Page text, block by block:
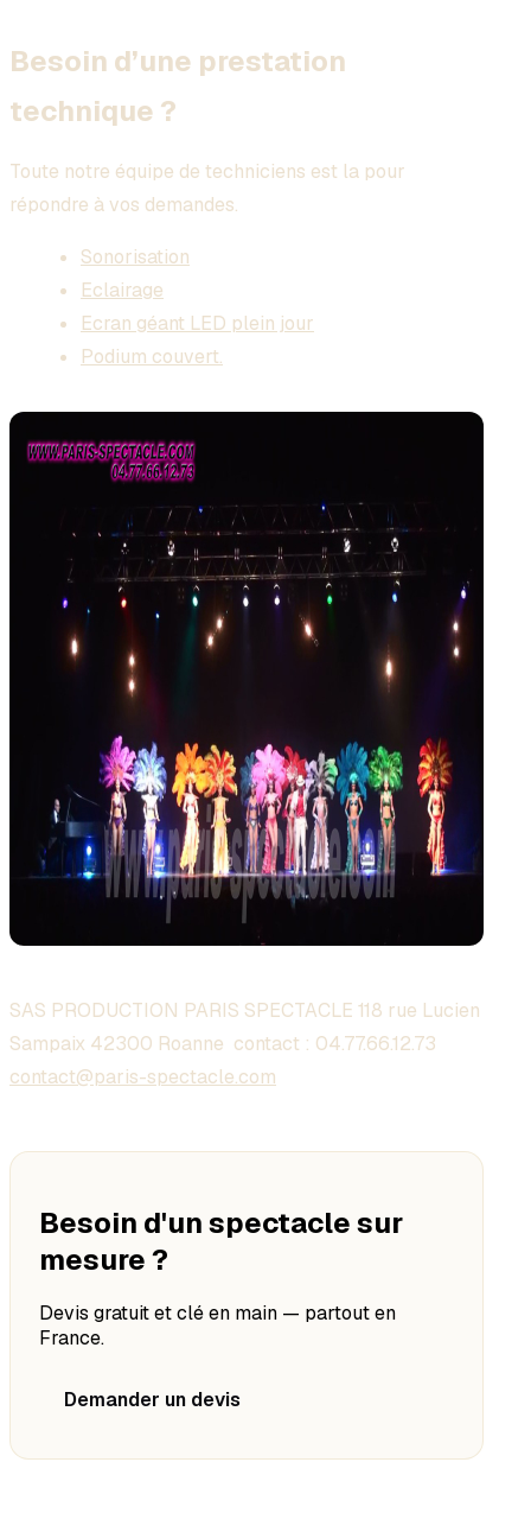
Besoin d’une prestation
technique ?
Toute notre équipe de techniciens est la pour
répondre à vos demandes.
Sonorisation
Eclairage
Ecran géant LED plein jour
Podium couvert.
SAS PRODUCTION PARIS SPECTACLE 118 rue Lucien
Sampaix 42300 Roanne contact : 04.77.66.12.73
contact@paris-spectacle.com
Besoin d'un spectacle sur
mesure ?
Devis gratuit et clé en main — partout en
France.
Demander un devis